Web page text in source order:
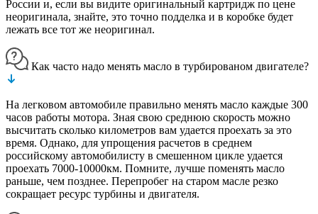
России и, если вы видите оригинальный картридж по цене
неоригинала, знайте, это точно подделка и в коробке будет
лежать все тот же неоригинал.
Как часто надо менять масло в турбированом двигателе?
На легковом автомобиле правильно менять масло каждые 300
часов работы мотора. Зная свою среднюю скорость можно
высчитать сколько километров вам удается проехать за это
время. Однако, для упрощения расчетов в среднем
российскому автомобилисту в смешенном цикле удается
проехать 7000-10000км. Помните, лучше поменять масло
раньше, чем позднее. Перепробег на старом масле резко
сокращает ресурс турбины и двигателя.